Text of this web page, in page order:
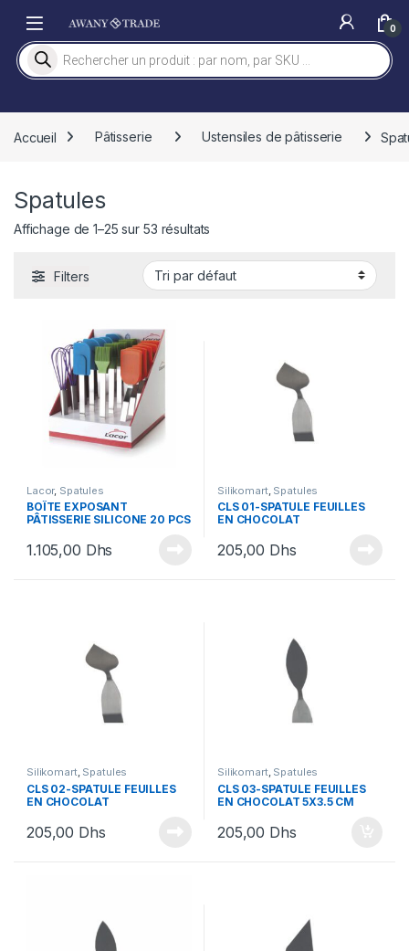
0
Recherche de produits
Accueil Pâtisserie Ustensiles de pâtisserie
Spatules
Affichage de 1–25 sur 53 résultats
Filters
Lacor, Spatules
BOÎTE EXPOSANT
PÂTISSERIE SILICONE 20 PCS
1.105,00 Dhs
Silikomart, Spatules
CLS 01-SPATULE FEUILLES
EN CHOCOLAT
205,00 Dhs
Silikomart, Spatules
CLS 02-SPATULE FEUILLES
EN CHOCOLAT
205,00 Dhs
Silikomart, Spatules
CLS 03-SPATULE FEUILLES
EN CHOCOLAT 5X3.5 CM
205,00 Dhs